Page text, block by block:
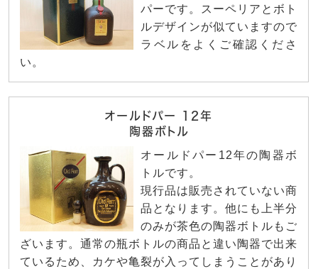
パーです。スーペリアとボト
ルデザインが似ていますので
ラベルをよくご確認くださ
い。
オールドパー 12年
陶器ボトル
オールドパー12年の陶器ボ
トルです。
現行品は販売されていない商
品となります。他にも上半分
のみが茶色の陶器ボトルもご
ざいます。通常の瓶ボトルの商品と違い陶器で出来
ているため、カケや亀裂が入ってしまうことがあり